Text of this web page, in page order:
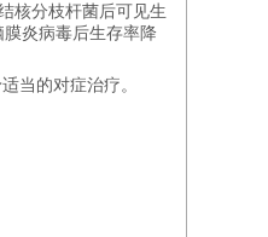
核分枝杆菌后可见生
炎病毒后生存率降
当的对症治疗。